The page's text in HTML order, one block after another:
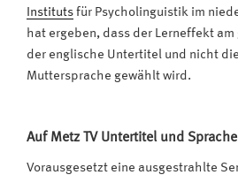
Instituts für Psycholinguistik im
hat ergeben, dass der Lerneffekt
der englische Untertitel und nicht
Muttersprache gewählt wird.
Auf Metz TV Untertitel und
Vorausgesetzt eine ausgestrahlte